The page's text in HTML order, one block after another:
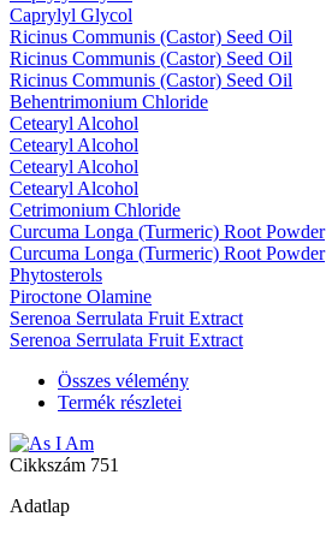
Caprylyl Glycol
Ricinus Communis (Castor) Seed Oil
Ricinus Communis (Castor) Seed Oil
Ricinus Communis (Castor) Seed Oil
Behentrimonium Chloride
Cetearyl Alcohol
Cetearyl Alcohol
Cetearyl Alcohol
Cetearyl Alcohol
Cetrimonium Chloride
Curcuma Longa (Turmeric) Root Powder
Curcuma Longa (Turmeric) Root Powder
Phytosterols
Piroctone Olamine
Serenoa Serrulata Fruit Extract
Serenoa Serrulata Fruit Extract
Összes vélemény
Termék részletei
Cikkszám 751
Adatlap